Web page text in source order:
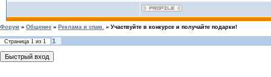
Форум » Общение » Реклама и спам. » Участвуйте в конкурсе и получайте подарки!
Страница 1 из 1 1